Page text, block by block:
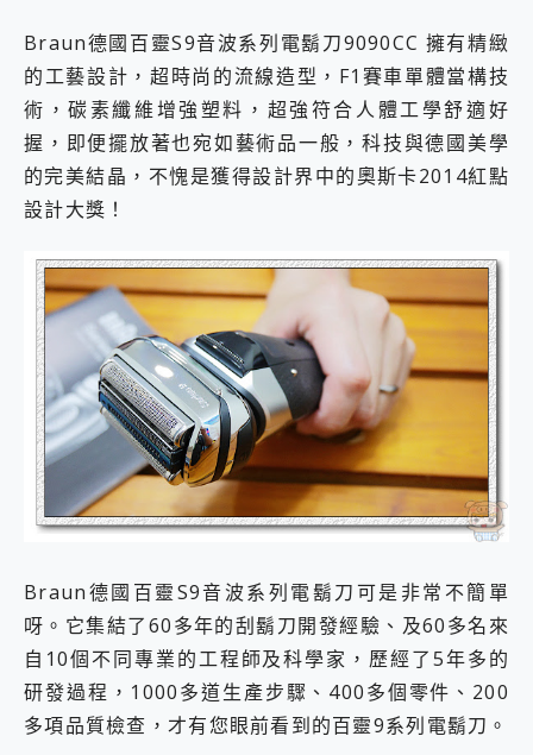
Braun德國百靈S9音波系列電鬍刀9090CC 擁有精緻
的工藝設計，超時尚的流線造型，F1賽車單體當構技
術，碳素纖維增強塑料，超強符合人體工學舒適好
握，即便擺放著也宛如藝術品一般，科技與德國美學
的完美結晶，不愧是獲得設計界中的奧斯卡2014紅點
設計大獎！
Braun德國百靈S9音波系列電鬍刀可是非常不簡單
呀。它集結了60多年的刮鬍刀開發經驗、及60多名來
自10個不同專業的工程師及科學家，歷經了5年多的
研發過程，1000多道生產步驟、400多個零件、200
多項品質檢查，才有您眼前看到的百靈9系列電鬍刀。